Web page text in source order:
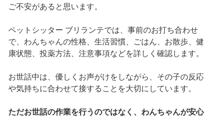
ご不安があると思います。
ペットシッター ブリランテでは、事前のお打ち合わせ
で、わんちゃんの性格、生活習慣、ごはん、お散歩、健
康状態、投薬方法、注意事項などを詳しく確認します。
お世話中は、優しくお声がけをしながら、その子の反応
や気持ちに合わせて接することを大切にしています。
ただお世話の作業を行うのではなく、わんちゃんが安心